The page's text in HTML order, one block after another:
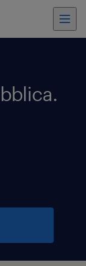
.